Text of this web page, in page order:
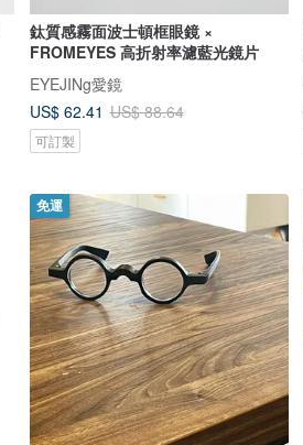
鈦質感霧面波士頓框眼鏡 ×
FROMEYES 高折射率濾藍光鏡片
EYEJINg愛鏡
US$ 62.41 US$ 88.64
可訂製
免運